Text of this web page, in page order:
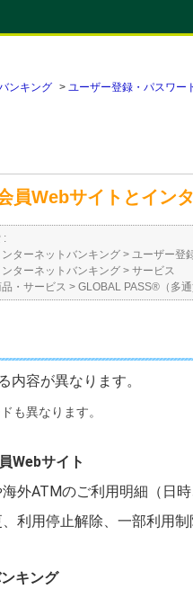
ンキング > ユーザー登録・パスワー
員Webサイトとイン
:
ンターネットバンキング > ユーザー登
ンターネットバンキング > サービス
・サービス > GLOBAL PASS®（多
内容が異なります。
も異なります。
Webサイト
外ATMのご利用明細（日
利用停止解除、一部利用
キング